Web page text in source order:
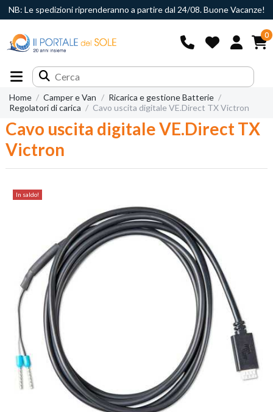
NB: Le spedizioni riprenderanno a partire dal 24/08. Buone Vacanze!
0
Home Camper e Van
Ricarica e gestione Batterie
Regolatori di carica
Cavo uscita digitale VE.Direct TX Victron
Cavo uscita digitale VE.Direct TX
Victron
In saldo!